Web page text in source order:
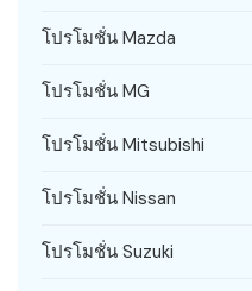
โปรโมชั่น Mazda
โปรโมชั่น MG
โปรโมชั่น Mitsubishi
โปรโมชั่น Nissan
โปรโมชั่น Suzuki